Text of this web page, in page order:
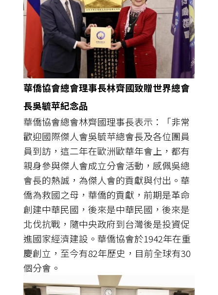
華僑協會總會理事長林齊國致贈世界總會
長吳毓苹紀念品
華僑協會總會林齊國理事長表示：「非常
歡迎國際傑人會吳毓苹總會長及各位團員
員到訪，這二年在歐洲歐華年會上，都有
親身參與傑人會成立分會活動，感佩吳總
會長的熱誠，為傑人會的貢獻與付出。華
僑為救國之母，華僑的貢獻，前期是革命
創建中華民國，後來是中華民國，後來是
北伐抗戰，隨中央政府到台灣後是投資促
進國家經濟建設。華僑協會於1942年在重
慶創立，至今有82年歷史，目前全球有30
個分會。